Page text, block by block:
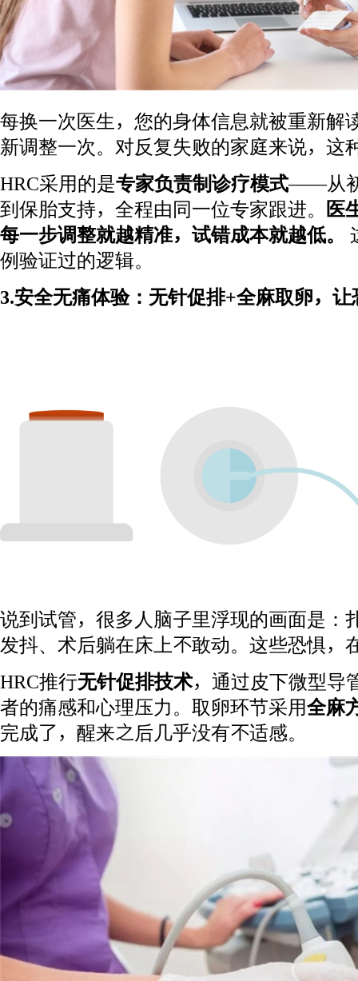
每换一次医生，您的身体信息就被重新解
新调整一次。对反复失败的家庭来说，这
HRC采用的是专家负责制诊疗模式——从初
到保胎支持，全程由同一位专家跟进。
医
每一步调整就越精准，试错成本就越低。
例验证过的逻辑。
3.安全无痛体验：无针促排+全麻取卵，
说到试管，很多人脑子里浮现的画面是：
发抖、术后躺在床上不敢动。这些恐惧，
HRC推行无针促排技术，通过皮下微型导
者的痛感和心理压力。取卵环节采用全麻
完成了，醒来之后几乎没有不适感。